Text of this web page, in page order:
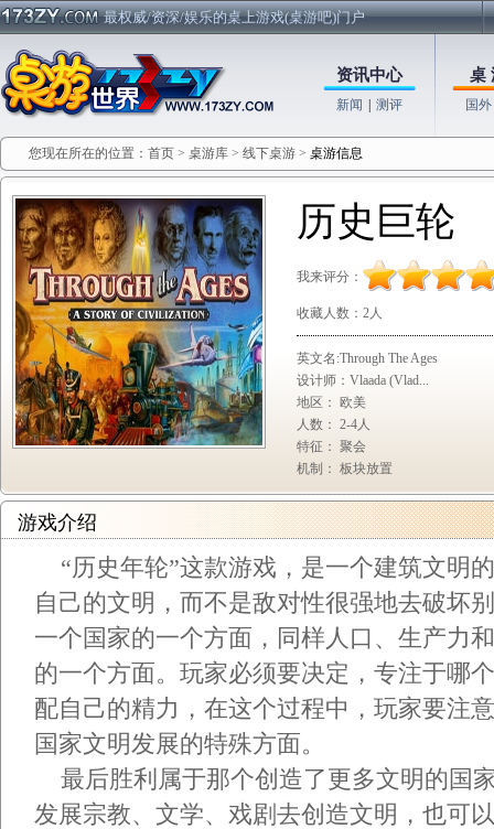
最权威/资深/娱乐的桌上游戏(桌游吧)门户
资讯中心
新闻 测评
桌
国外
您现在所在的位置： 首页 > 桌游库 > 线下桌游 > 桌游信息
历史巨轮
我来评分：
收藏人数： 2人
英文名:Through The Ages
设计师：Vlaada (Vlad...
地区： 欧美
人数： 2-4人
特征： 聚会
机制： 板块放置
游戏介绍
“历史年轮”这款游戏，是一个建筑文明
自己的文明，而不是敌对性很强地去破坏
一个国家的一个方面，同样人口、生产力
的一个方面。玩家必须要决定，专注于哪
配自己的精力，在这个过程中，玩家要注
国家文明发展的特殊方面。
最后胜利属于那个创造了更多文明的国
发展宗教、文学、戏剧去创造文明，也可